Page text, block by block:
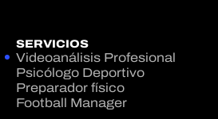
SERVICIOS
Videoanálisis Profesional
Psicólogo Deportivo
Preparador físico
Football Manager